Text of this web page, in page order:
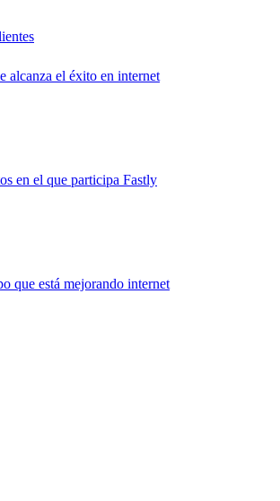
alcanza el éxito en internet
en el que participa Fastly
que está mejorando internet